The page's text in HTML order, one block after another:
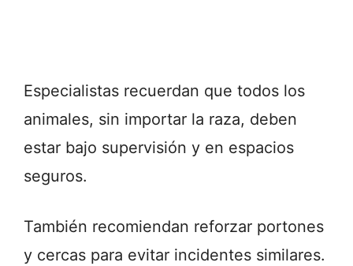
Especialistas recuerdan que todos los
animales, sin importar la raza, deben
estar bajo supervisión y en espacios
seguros.
También recomiendan reforzar portones
y cercas para evitar incidentes similares.